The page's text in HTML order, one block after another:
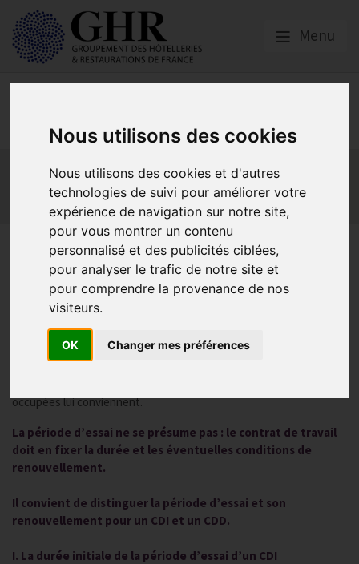
Nous utilisons des cookies
Nous utilisons des cookies et d'autres
technologies de suivi pour améliorer votre
expérience de navigation sur notre site,
pour vous montrer un contenu
personnalisé et des publicités ciblées,
pour analyser le trafic de notre site et
pour comprendre la provenance de nos
visiteurs.
OK Changer mes préférences
Menu
Les obligations liées à l’exécution du contrat de travail
Les obligations liées à l’extinction du contrat
La période d’essai
Le contrat de travail
04/03/2019
La période d’essai permet à l’employeur d’évaluer les compétences
occupées lui conviennent.
La période d’essai ne se présume pas : le contrat de travail
doit en fixer la durée et les éventuelles conditions de
renouvellement.
Il convient de distinguer la période d’essai et son
renouvellement pour un CDI et un CDD.
I. La durée initiale de la période d’essai d’un CDI